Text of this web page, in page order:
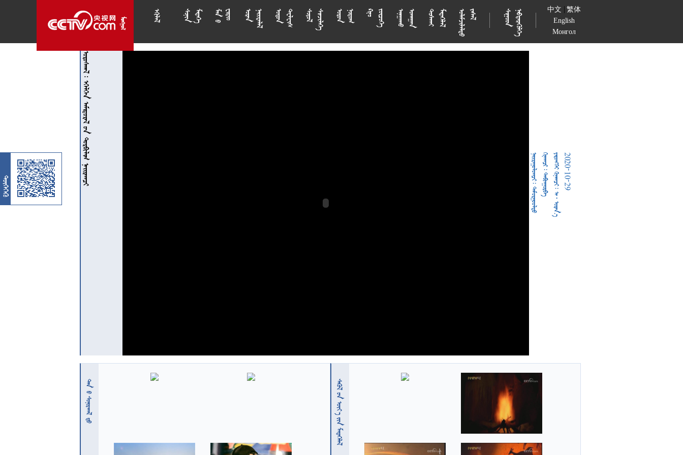
 








    









  







  











  






  







  










  












  













  














  中文 |繁体
English
Монгол

                2020-10-29
    